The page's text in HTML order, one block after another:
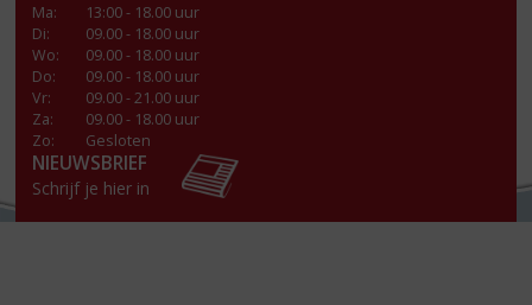
Ma:
13:00 - 18.00 uur
Di:
09.00 - 18.00 uur
Wo:
09.00 - 18.00 uur
Do:
09.00 - 18.00 uur
Vr:
09.00 - 21.00 uur
Za:
09.00 - 18.00 uur
Zo:
Gesloten
NIEUWSBRIEF
Schrijf je hier in